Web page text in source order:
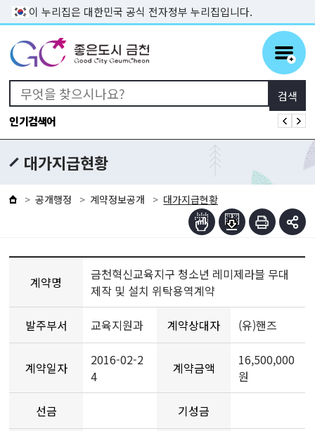
본문 바로가기
이 누리집은 대한민국 공식 전자정부 누리집입니다.
인기검색어
대가지급현황
공개행정 계약정보공개 대가지급현황
계약명
금천혁신교육지구 청소년 레미제라블 무대
제작 및 설치 위탁용역계약
발주부서 교육지원과 계약상대자 (유)핸즈
계약일자
2016-02-2
4
계약금액
16,500,000
원
선금 기성금